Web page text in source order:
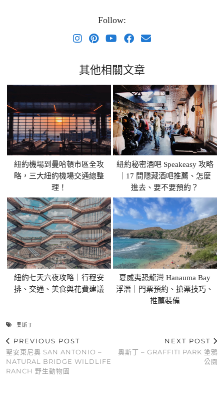
Follow:
其他相關文章
紐約機場到曼哈頓市區全攻
略，三大紐約機場交通總整
理！
紐約秘密酒吧 Speakeasy 攻略
｜17 間隱藏酒吧推薦、怎麼
進去、要不要預約？
紐約七天六夜攻略｜行程安
排、交通、美食與花費建議
夏威夷恐龍灣 Hanauma Bay
浮潛｜門票預約、搶票技巧、
推薦裝備
奧斯丁
PREVIOUS POST
聖安東尼奧 SAN ANTONIO –
NATURAL BRIDGE WILDLIFE
RANCH 野生動物園
NEXT POST
奧斯丁 – GRAFFITI PARK 塗鴉
公園